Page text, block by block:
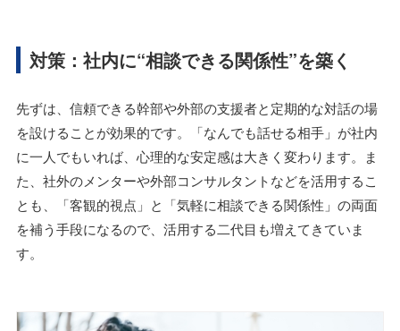
対策：社内に“相談できる関係性”を築く
先ずは、信頼できる幹部や外部の支援者と定期的な対話の場
を設けることが効果的です。「なんでも話せる相手」が社内
に一人でもいれば、心理的な安定感は大きく変わります。ま
た、社外のメンターや外部コンサルタントなどを活用するこ
とも、「客観的視点」と「気軽に相談できる関係性」の両面
を補う手段になるので、活用する二代目も増えてきていま
す。